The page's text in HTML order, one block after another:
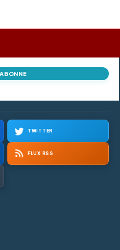
TWITTER
FLUX RSS